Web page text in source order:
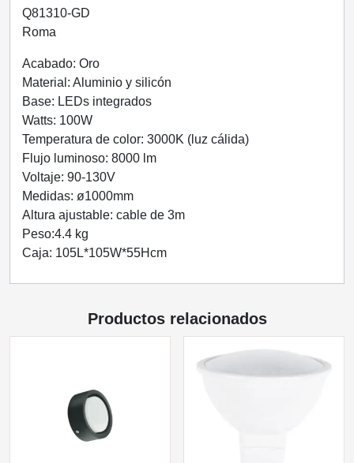
GD
QUOR
cantidad
Q81310-GD
Roma
Acabado: Oro
Material: Aluminio y silicón
Base: LEDs integrados
Watts: 100W
Temperatura de color: 3000K (luz cálida)
Flujo luminoso: 8000 lm
Voltaje: 90-130V
Medidas: ø1000mm
Altura ajustable: cable de 3m
Peso:4.4 kg
Caja: 105L*105W*55Hcm
Productos relacionados